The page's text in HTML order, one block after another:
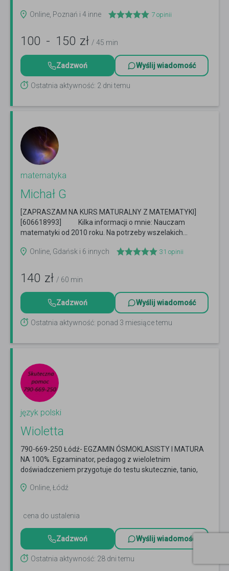
Online, Poznań i 4 inne 7 opinii
100 - 150 zł / 45 min
Zadzwoń Wyślij wiadomość
Ostatnia aktywność: 2 dni temu
matematyka
Michał G
[ZAPRASZAM NA KURS MATURALNY Z MATEMATYKI]
[606618993] Kilka informacji o mnie: Nauczam
matematyki od 2010 roku. Na potrzeby wszelakich...
Online, Gdańsk i 6 innych
31 opinii
140 zł / 60 min
Zadzwoń Wyślij wiadomość
Ostatnia aktywność: ponad 3 miesiące temu
język polski
Wioletta
790-669-250 Łódź- EGZAMIN ÓSMOKLASISTY I MATURA
NA 100%. Egzaminator, pedagog z wieloletnim
doświadczeniem przygotuje do testu skutecznie, tanio,
Online, Łódź
cena do ustalenia
Zadzwoń Wyślij wiadomość
Ostatnia aktywność: 28 dni temu